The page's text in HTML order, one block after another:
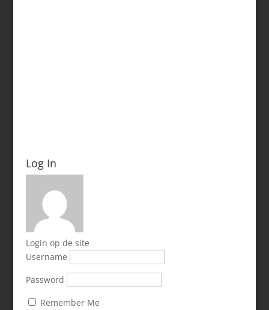
Log In
Login op de site
Username
Password
Remember Me